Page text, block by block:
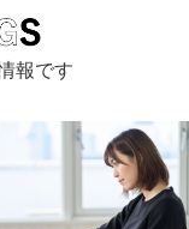
報です